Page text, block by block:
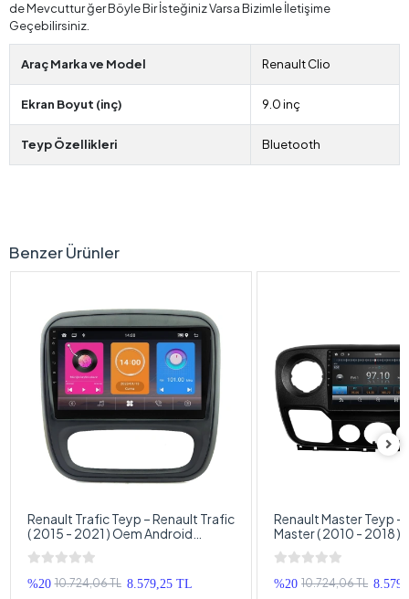
de Mevcuttur ğer Böyle Bir İsteğiniz Varsa Bizimle İletişime
Geçebilirsiniz.
Araç Marka ve Model Renault Clio
Ekran Boyut (inç) 9.0 inç
Teyp Özellikleri Bluetooth
Benzer Ürünler
Renault Trafic Teyp – Renault Trafic
( 2015 - 2021 ) Oem Android
Multimedya – Renault Trafic
Android Double Teyp
%20 10.724,06 TL 8.579,25 TL
Renault Master Teyp –
Master ( 2010 - 2018 )
Android Multimedya –
Master Android
%20 10.724,06 TL